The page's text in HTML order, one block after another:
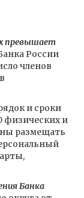
превышает
России
членов
и сроки
физических и
размещать
Банка